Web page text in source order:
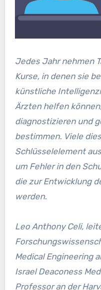
Jedes Jahr nehmen Tausende von Schülern
Kurse, in denen sie
künstliche
Ärzten helfen
diagnostizieren und
bestimmen. Viele
Schlüsselelement
um Fehler in den
die zur Entwicklung
werden.
Leo Anthony Celi,
Medical Engineering
Israel Deaconess
Professor an der